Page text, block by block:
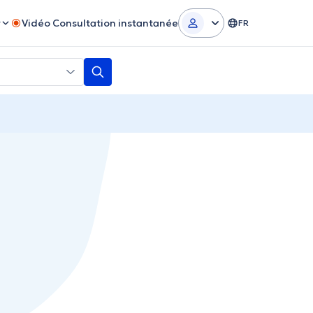
Vidéo Consultation instantanée FR